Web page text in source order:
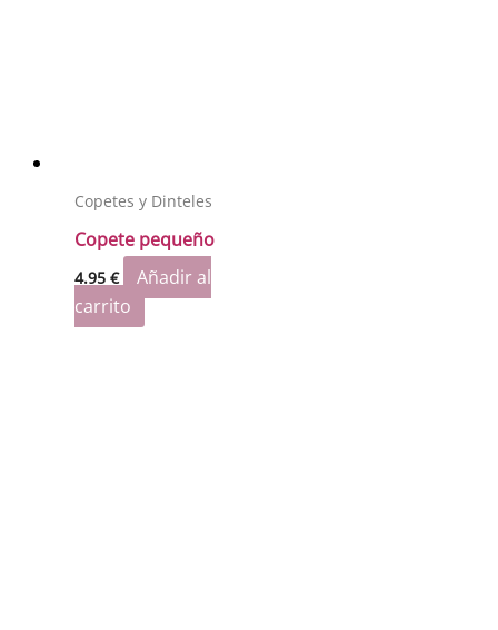
Copetes y Dinteles
Copete pequeño
4.95€
Añadir al
carrito